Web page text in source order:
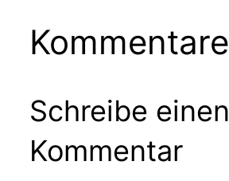
Kommentare
Schreibe einen
Kommentar